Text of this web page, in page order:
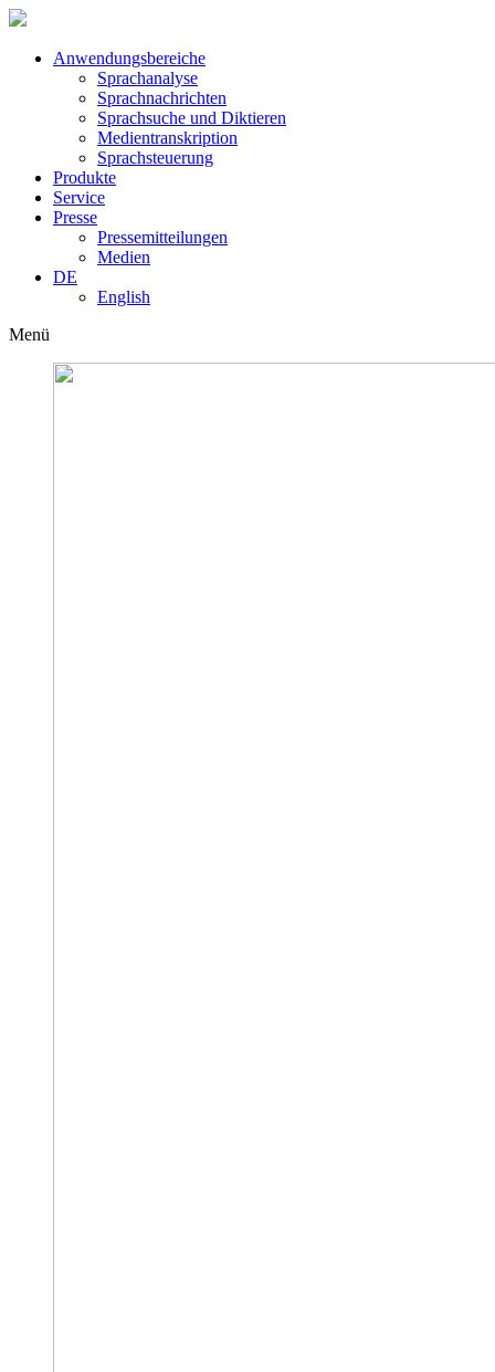
Anwendungsbereiche
Sprachanalyse
Sprachnachrichten
Sprachsuche und Diktieren
Medientranskription
Sprachsteuerung
Produkte
Service
Presse
Pressemitteilungen
Medien
DE
English
Menü